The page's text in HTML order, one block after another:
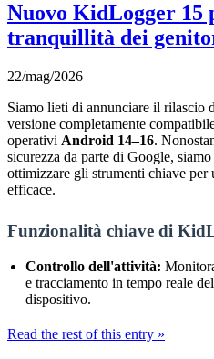
Nuovo KidLogger 15
tranquillità dei
22/mag/2026
Siamo lieti di annunciare il rilascio
versione completamente
operativi Android 14–16.
sicurezza da parte di Google,
ottimizzare gli strumenti chiave per
efficace.
Funzionalità chiave di
Controllo dell'attività:
e tracciamento in tempo reale
dispositivo.
Read the rest of this entry »